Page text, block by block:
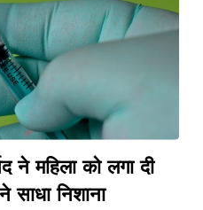
ने महिला को लगा दी
साधा निशाना